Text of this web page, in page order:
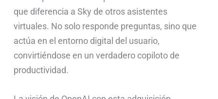
que diferencia a Sky de otros asistentes
virtuales. No solo responde preguntas, sino que
actúa en el entorno digital del usuario,
convirtiéndose en un verdadero copiloto de
productividad.